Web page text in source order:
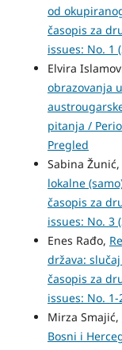
od
časopis za
issues: No. 1
Elvira
obrazovanja
pitanja /
Pregled
Sabina Žunić,
lokalne
časopis za
issues: No. 3
Enes Rađo,
država:
časopis za
issues: No.
Mirza Smajić,
Bosni i